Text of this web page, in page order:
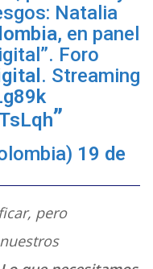
Natalia
, en panel
Foro
. Streaming
19 de
pero